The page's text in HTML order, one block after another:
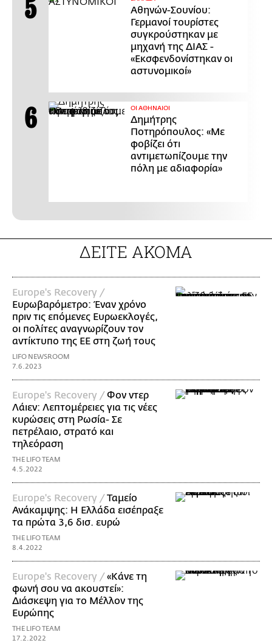
Αθηνών-Σουνίου:
Γερμανοί τουρίστες
συγκρούστηκαν με
μηχανή της ΔΙΑΣ -
«Εκσφενδονίστηκαν οι
αστυνομικοί»
ΟΙ ΑΘΗΝΑΙΟΙ
Δημήτρης
Ποτηρόπουλος: «Με
φοβίζει ότι
αντιμετωπίζουμε την
πόλη με αδιαφορία»
ΔΕΙΤΕ ΑΚΟΜΑ
Europe's Recovery /
Ευρωβαρόμετρο: Έναν χρόνο
πριν τις επόμενες Ευρωεκλογές,
οι πολίτες αναγνωρίζουν τον
αντίκτυπο της ΕΕ στη ζωή τους
LIFO NEWSROOM
7.6.2023
Europe's Recovery /Φον ντερ
Λάιεν: Λεπτομέρειες για τις νέες
κυρώσεις στη Ρωσία- Σε
πετρέλαιο, στρατό και
τηλεόραση
THE LIFO TEAM
4.5.2022
Europe's Recovery /Ταμείο
Ανάκαμψης: Η Ελλάδα εισέπραξε
τα πρώτα 3,6 δισ. ευρώ
THE LIFO TEAM
8.4.2022
Europe's Recovery /«Κάνε τη
φωνή σου να ακουστεί»:
Διάσκεψη για το Μέλλον της
Ευρώπης
THE LIFO TEAM
17.2.2022